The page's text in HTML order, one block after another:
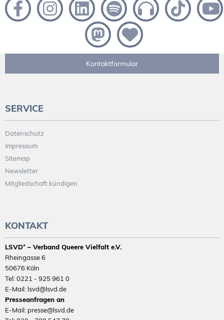
Kontaktformular
SERVICE
Datenschutz
Impressum
Sitemap
Newsletter
Mitgliedschaft kündigen
KONTAKT
LSVD⁺ – Verband Queere Vielfalt e.V.
Rheingasse 6
50676 Köln
Tel: 0221 - 925 961 0
E-Mail: lsvd@lsvd.de
Presseanfragen an
E-Mail: presse@lsvd.de